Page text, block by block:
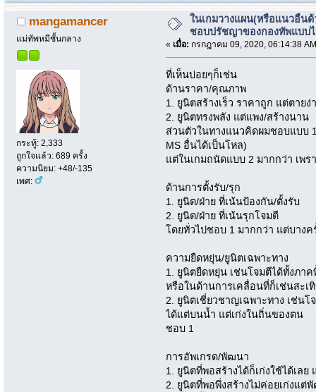
แบบไหน (อ่าน 2034 ครั้ง)
mangamancer
แม่ทัพหมีชั้นกลาง
กระทู้: 2,333
ถูกใจแล้ว: 689 ครั้ง
ความนิยม: +48/-135
เพศ:
ในเกมวางแผน(หรือแนวอื่้น
ชอบปรัชญาของกองทัพแบบ
« เมื่อ: กรกฎาคม 09, 2020, 06:14:38
ที่เห็นบ่อยๆก็เช่น
ด้านราคา/คุณภาพ
1. ยูนิตสร้างเร็ว ราคาถูก แต่ตายง่
2. ยูนิตทรงพลัง แต่แพง/สร้างนาน
ส่วนตัวในทางแนวคิดผมชอบแบบ
MS อื่นได้เป็นโหล)
แต่ในเกมถนัดแบบ 2 มากกว่า เพ
ด้านการตั้งรับ/รุก
1. ยูนิต/ฝ่าย ที่เน้นป้องกัน/ตั้งรับ
2. ยูนิต/ฝ่าย ที่เน้นรุกโจมตี
โดยทั่วไปชอบ 1 มากกว่า แต่บาง
ความยืดหยุ่น/ยูนิตเฉพาะทาง
1. ยูนิตยืดหยุ่น เช่นโจมตีได้ทั้งภา
หรือในด้านการเคลื่อนที่ก็เช่นสะเ
2. ยูนิตเชี่ยวชาญเฉพาะทาง เช่น
ได้แต่บนน้ำ แต่เก่งในถิ่นของตน
ชอบ 1
การอัพเกรด/พัฒนา
1. ยูนิตที่พอสร้างได้ก็เก่งใช้ได้เล
2. ยูนิตที่พอพึ่งสร้างไม่ค่อยเก่งแต่